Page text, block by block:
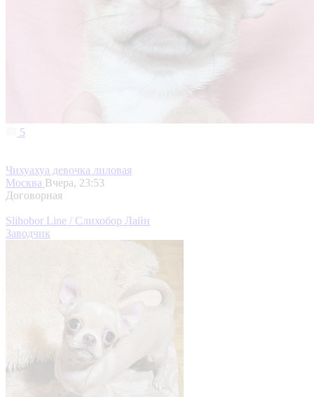
5
Чихуахуа девочка лиловая
Москва Вчера, 23:53
Договорная
Slihobor Line / Слихобор Лайн
Заводчик